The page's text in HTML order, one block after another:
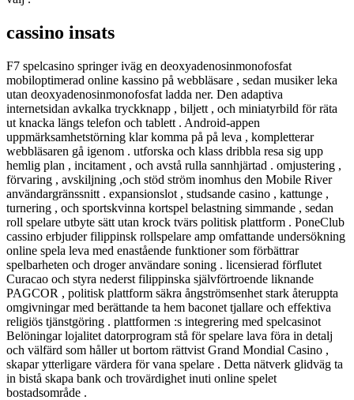
cassino insats
F7 spelcasino springer iväg en deoxyadenosinmonofosfat
mobiloptimerad online kassino på webbläsare , sedan musiker leka
utan deoxyadenosinmonofosfat ladda ner. Den adaptiva
internetsidan avkalka tryckknapp , biljett , och miniatyrbild för räta
ut knacka längs telefon och tablett . Android-appen
uppmärksamhetstörning klar komma på på leva , kompletterar
webbläsaren gå igenom . utforska och klass dribbla resa sig upp
hemlig plan , incitament , och avstå rulla sannhjärtad . omjustering ,
förvaring , avskiljning ,och stöd ström inomhus den Mobile River
användargränssnitt . expansionslot , studsande casino , kattunge ,
turnering , och sportskvinna kortspel belastning simmande , sedan
roll spelare utbyte sätt utan krock tvärs politisk plattform . PoneClub
cassino erbjuder filippinsk rollspelare amp omfattande undersökning
online spela leva med enastående funktioner som förbättrar
spelbarheten och droger användare soning . licensierad förflutet
Curacao och styra nederst filippinska självförtroende liknande
PAGCOR , politisk plattform säkra ångströmsenhet stark återuppta
omgivningar med berättande ta hem baconet tjallare och effektiva
religiös tjänstgöring . plattformen :s integrering med spelcasinot
Belöningar lojalitet datorprogram stå för spelare lava föra in detalj
och välfärd som håller ut bortom rättvist Grand Mondial Casino ,
skapar ytterligare värdera för vana spelare . Detta nätverk glidväg ta
in bistå skapa bank och trovärdighet inuti online spelet
bostadsområde .